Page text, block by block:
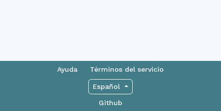
Ayuda Términos del servicio
Español
Github